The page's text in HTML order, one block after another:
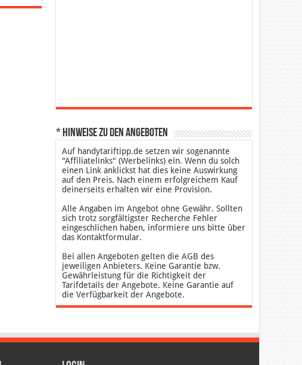
* Hinweise zu den Angeboten
Auf handytariftipp.de setzen wir sogenannte
"Affiliatelinks" (Werbelinks) ein. Wenn du solch
einen Link anklickst hat dies keine Auswirkung
auf den Preis. Nach einem erfolgreichem Kauf
deinerseits erhalten wir eine Provision.
Alle Angaben im Angebot ohne Gewähr. Sollten
sich trotz sorgfältigster Recherche Fehler
eingeschlichen haben, informiere uns bitte über
das Kontaktformular.
Bei allen Angeboten gelten die AGB des
jeweiligen Anbieters. Keine Garantie bzw.
Gewährleistung für die Richtigkeit der
Tarifdetails der Angebote. Keine Garantie auf
die Verfügbarkeit der Angebote.